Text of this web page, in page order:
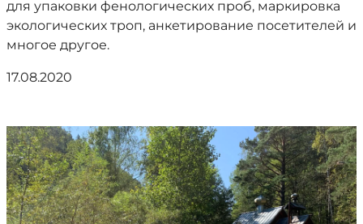
для упаковки фенологических проб, маркировка
экологических троп, анкетирование посетителей и
многое другое.
17.08.2020